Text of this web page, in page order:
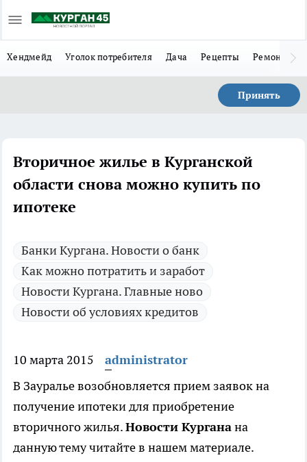
Хендмейд Уголок потребителя Дача Рецепты Ремонт
Принять
Вторичное жилье в Курганской
области снова можно купить по
ипотеке
Банки Кургана. Новости о банк
Как можно потратить и заработ
Новости Кургана. Главные ново
Новости об условиях кредитов
10 марта 2015
administrator
В Зауралье возобновляется прием заявок на
получение ипотеки для приобретение
вторичного жилья.Новости Курганана
данную тему читайте в нашем материале.